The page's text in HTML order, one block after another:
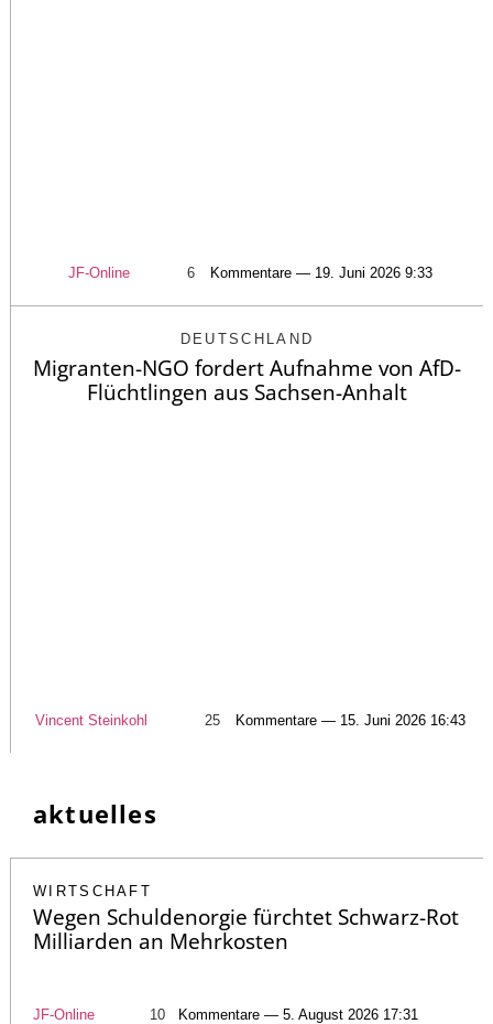
JF-Online 6 Kommentare — 19. Juni 2026 9:33
DEUTSCHLAND
Migranten-NGO fordert Aufnahme von AfD-
Flüchtlingen aus Sachsen-Anhalt
Vincent Steinkohl 25 Kommentare — 15. Juni 2026 16:43
aktuelles
WIRTSCHAFT
Wegen Schuldenorgie fürchtet Schwarz-Rot
Milliarden an Mehrkosten
JF-Online 10 Kommentare — 5. August 2026 17:31